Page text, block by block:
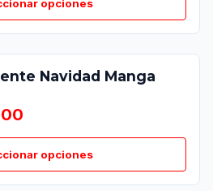
opciones
Navidad Manga
opciones